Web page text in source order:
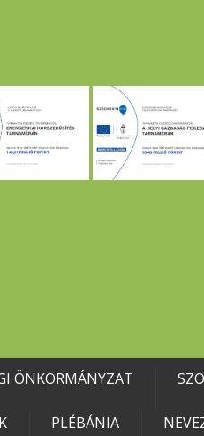
ÖNKORMÁNYZAT
PLÉBÁNIA